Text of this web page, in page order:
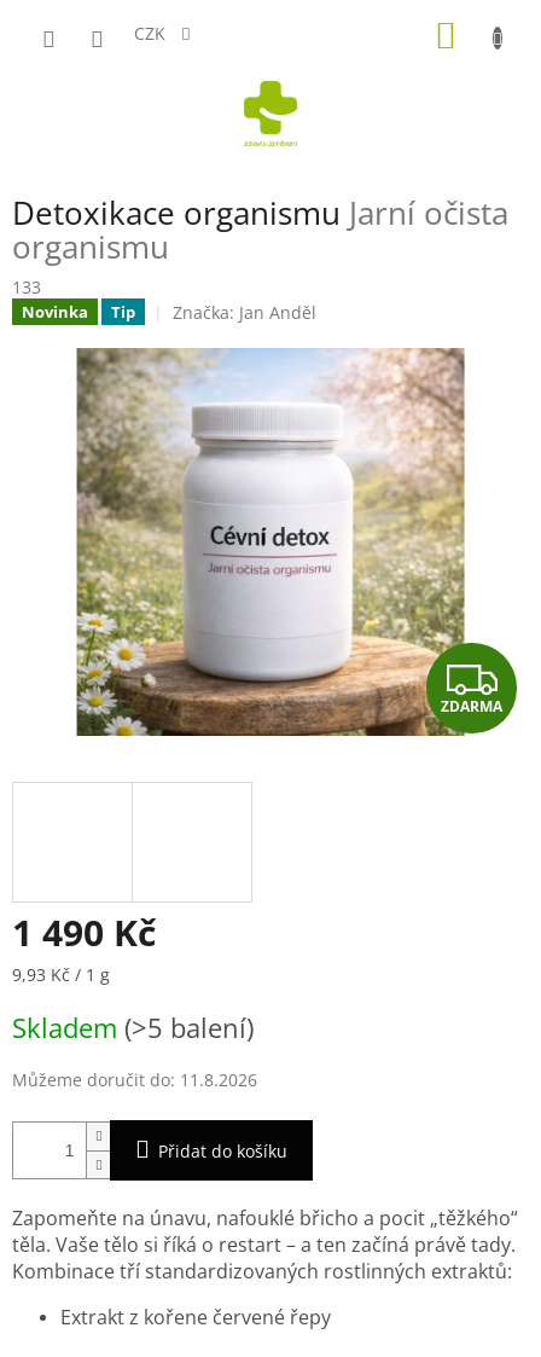
CZK
Detoxikace organismu Jarní očista
organismu
133
Novinka Tip Značka: Jan Anděl
Z
D
ZDARMA
1 490 Kč
Měrná
9,93 Kč / 1 g
Skladem (>5 balení)
Můžeme doručit do: 11.8.2026
Přidat do košíku
Zapomeňte na únavu, nafouklé břicho a pocit „těžkého“
těla. Vaše tělo si říká o restart – a ten začíná právě tady.
Kombinace tří standardizovaných rostlinných extraktů:
Extrakt z kořene červené řepy